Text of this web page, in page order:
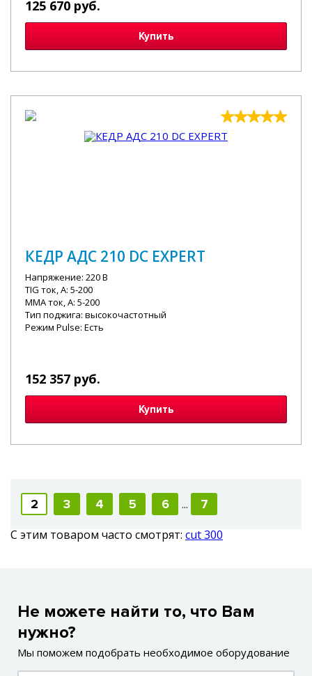
125 670 руб.
Купить
КЕДР АДС 210 DC EXPERT
Напряжение: 220 В
TIG ток, А: 5-200
MMA ток, А: 5-200
Тип поджига: высокочастотный
Режим Pulse: Есть
152 357 руб.
Купить
2 3 4 5 6 ...
7
С этим товаром часто смотрят: cut 300
Не можете найти то, что Вам
нужно?
Мы поможем подобрать необходимое оборудование